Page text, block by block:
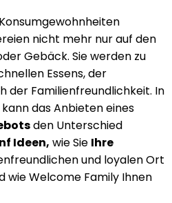
nicht mehr nur auf den
Gebäck. Sie werden zu
Essens, der
der Familienfreundlichkeit. In
das Anbieten eines
den Unterschied
Ideen, wie Sie Ihre
und loyalen Ort
wie Welcome Family Ihnen